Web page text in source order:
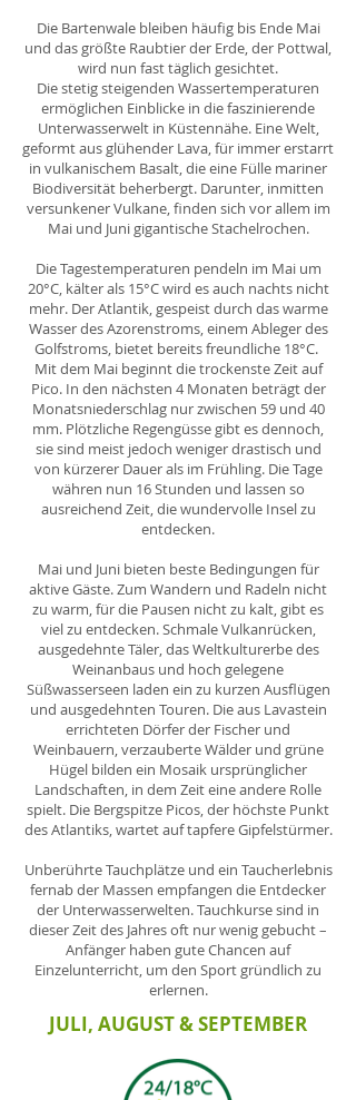
Die Bartenwale bleiben häufig bis Ende Mai
und das größte Raubtier der Erde, der Pottwal,
wird nun fast täglich gesichtet.
Die stetig steigenden Wassertemperaturen
ermöglichen Einblicke in die faszinierende
Unterwasserwelt in Küstennähe. Eine Welt,
geformt aus glühender Lava, für immer erstarrt
in vulkanischem Basalt, die eine Fülle mariner
Biodiversität beherbergt. Darunter, inmitten
versunkener Vulkane, finden sich vor allem im
Mai und Juni gigantische Stachelrochen.
Die Tagestemperaturen pendeln im Mai um
20°C, kälter als 15°C wird es auch nachts nicht
mehr. Der Atlantik, gespeist durch das warme
Wasser des Azorenstroms, einem Ableger des
Golfstroms, bietet bereits freundliche 18°C.
Mit dem Mai beginnt die trockenste Zeit auf
Pico. In den nächsten 4 Monaten beträgt der
Monatsniederschlag nur zwischen 59 und 40
mm. Plötzliche Regengüsse gibt es dennoch,
sie sind meist jedoch weniger drastisch und
von kürzerer Dauer als im Frühling. Die Tage
währen nun 16 Stunden und lassen so
ausreichend Zeit, die wundervolle Insel zu
entdecken.
Mai und Juni bieten beste Bedingungen für
aktive Gäste. Zum Wandern und Radeln nicht
zu warm, für die Pausen nicht zu kalt, gibt es
viel zu entdecken. Schmale Vulkanrücken,
ausgedehnte Täler, das Weltkulturerbe des
Weinanbaus und hoch gelegene
Süßwasserseen laden ein zu kurzen Ausflügen
und ausgedehnten Touren. Die aus Lavastein
errichteten Dörfer der Fischer und
Weinbauern, verzauberte Wälder und grüne
Hügel bilden ein Mosaik ursprünglicher
Landschaften, in dem Zeit eine andere Rolle
spielt. Die Bergspitze Picos, der höchste Punkt
des Atlantiks, wartet auf tapfere Gipfelstürmer.
Unberührte Tauchplätze und ein Taucherlebnis
fernab der Massen empfangen die Entdecker
der Unterwasserwelten. Tauchkurse sind in
dieser Zeit des Jahres oft nur wenig gebucht –
Anfänger haben gute Chancen auf
Einzelunterricht, um den Sport gründlich zu
erlernen.
JULI, AUGUST & SEPTEMBER